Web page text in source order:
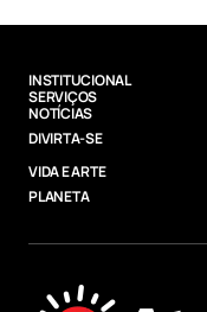
INSTITUCIONAL
SERVIÇOS
NOTÍCIAS
DIVIRTA-SE
VIDA E ARTE
PLANETA